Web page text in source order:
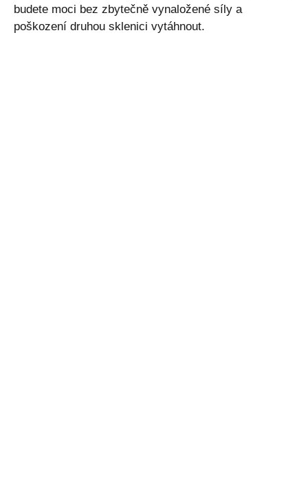
budete moci bez zbytečně vynaložené síly a
poškození druhou sklenici vytáhnout.